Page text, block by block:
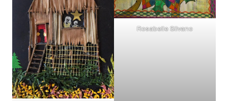
Rosabelle Silvano